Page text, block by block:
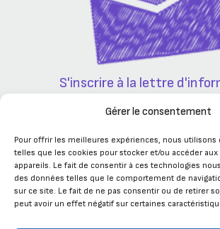
Gérer le consentement
Pour offrir les meilleures expériences, nous utilisons
telles que les cookies pour stocker et/ou accéder
appareils. Le fait de consentir à ces technologies
des données telles que le comportement de
sur ce site. Le fait de ne pas consentir ou de retirer
peut avoir un effet négatif sur certaines
S'inscrire à la lettre